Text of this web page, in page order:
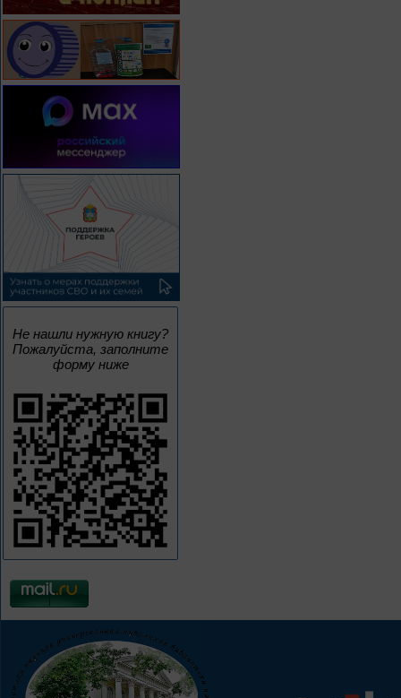
Не нашли нужную книгу?
Пожалуйста, заполните
форму ниже